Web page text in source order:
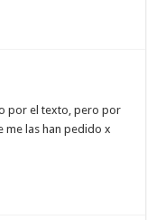
por el texto, pero por
me las han pedido x